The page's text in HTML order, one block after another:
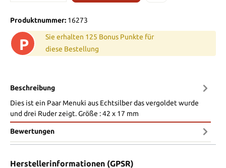
Produktnummer: 16273
P
Sie erhalten 125 Bonus Punkte für
diese Bestellung
Beschreibung
Dies ist ein Paar Menuki aus Echtsilber das vergoldet wurde
und drei Ruder zeigt. Größe : 42 x 17 mm
Bewertungen
Herstellerinformationen (GPSR)